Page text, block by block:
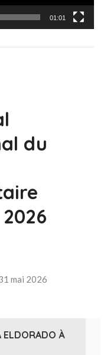
01:01
du
mai 2026
ELDORADO À